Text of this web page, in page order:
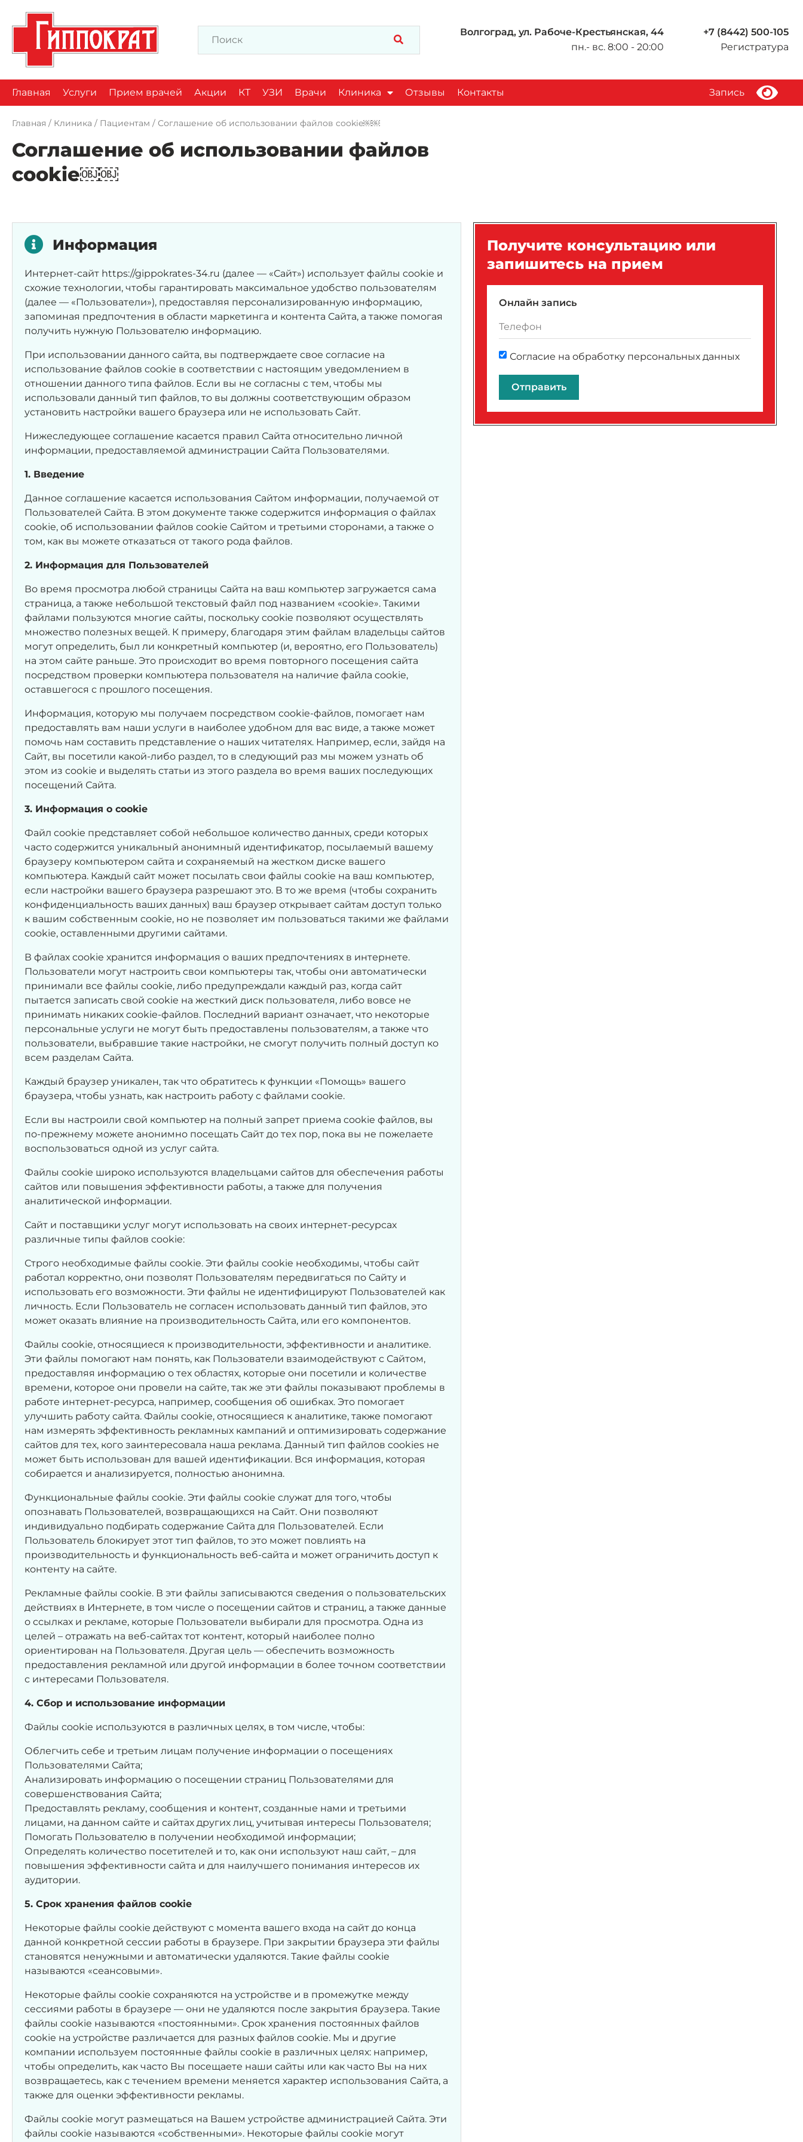
Волгоград, ул. Рабоче-Крестьянская, 44
пн.- вс. 8:00 - 20:00
+7 (8442) 500-105
Регистратура
Главная Услуги Прием врачей Акции КТ УЗИ Врачи Клиника Отзывы Контакты Запись
Главная / Клиника / Пациентам / Соглашение об использовании файлов cookie￼￼
Соглашение об использовании файлов
cookie￼￼
Информация
Интернет-сайт https://gippokrates-34.ru (далее — «Сайт») использует файлы cookie и
схожие технологии, чтобы гарантировать максимальное удобство пользователям
(далее — «Пользователи»), предоставляя персонализированную информацию,
запоминая предпочтения в области маркетинга и контента Сайта, а также помогая
получить нужную Пользователю информацию.
При использовании данного сайта, вы подтверждаете свое согласие на
использование файлов cookie в соответствии с настоящим уведомлением в
отношении данного типа файлов. Если вы не согласны с тем, чтобы мы
использовали данный тип файлов, то вы должны соответствующим образом
установить настройки вашего браузера или не использовать Сайт.
Нижеследующее соглашение касается правил Сайта относительно личной
информации, предоставляемой администрации Сайта Пользователями.
1. Введение
Данное соглашение касается использования Сайтом информации, получаемой от
Пользователей Сайта. В этом документе также содержится информация о файлах
cookie, об использовании файлов cookie Сайтом и третьими сторонами, а также о
том, как вы можете отказаться от такого рода файлов.
2. Информация для Пользователей
Во время просмотра любой страницы Сайта на ваш компьютер загружается сама
страница, а также небольшой текстовый файл под названием «cookie». Такими
файлами пользуются многие сайты, поскольку cookie позволяют осуществлять
множество полезных вещей. К примеру, благодаря этим файлам владельцы сайтов
могут определить, был ли конкретный компьютер (и, вероятно, его Пользователь)
на этом сайте раньше. Это происходит во время повторного посещения сайта
посредством проверки компьютера пользователя на наличие файла cookie,
оставшегося с прошлого посещения.
Информация, которую мы получаем посредством cookie-файлов, помогает нам
предоставлять вам наши услуги в наиболее удобном для вас виде, а также может
помочь нам составить представление о наших читателях. Например, если, зайдя на
Сайт, вы посетили какой-либо раздел, то в следующий раз мы можем узнать об
этом из cookie и выделять статьи из этого раздела во время ваших последующих
посещений Сайта.
3. Информация о cookie
Файл cookie представляет собой небольшое количество данных, среди которых
часто содержится уникальный анонимный идентификатор, посылаемый вашему
браузеру компьютером сайта и сохраняемый на жестком диске вашего
компьютера. Каждый сайт может посылать свои файлы cookie на ваш компьютер,
если настройки вашего браузера разрешают это. В то же время (чтобы сохранить
конфиденциальность ваших данных) ваш браузер открывает сайтам доступ только
к вашим собственным cookie, но не позволяет им пользоваться такими же файлами
cookie, оставленными другими сайтами.
В файлах cookie хранится информация о ваших предпочтениях в интернете.
Пользователи могут настроить свои компьютеры так, чтобы они автоматически
принимали все файлы cookie, либо предупреждали каждый раз, когда сайт
пытается записать свой cookie на жесткий диск пользователя, либо вовсе не
принимать никаких cookie-файлов. Последний вариант означает, что некоторые
персональные услуги не могут быть предоставлены пользователям, а также что
пользователи, выбравшие такие настройки, не смогут получить полный доступ ко
всем разделам Сайта.
Каждый браузер уникален, так что обратитесь к функции «Помощь» вашего
браузера, чтобы узнать, как настроить работу с файлами cookie.
Если вы настроили свой компьютер на полный запрет приема cookie файлов, вы
по-прежнему можете анонимно посещать Сайт до тех пор, пока вы не пожелаете
воспользоваться одной из услуг сайта.
Файлы cookie широко используются владельцами сайтов для обеспечения работы
сайтов или повышения эффективности работы, а также для получения
аналитической информации.
Сайт и поставщики услуг могут использовать на своих интернет-ресурсах
различные типы файлов cookie:
Строго необходимые файлы cookie. Эти файлы cookie необходимы, чтобы сайт
работал корректно, они позволят Пользователям передвигаться по Сайту и
использовать его возможности. Эти файлы не идентифицируют Пользователей как
личность. Если Пользователь не согласен использовать данный тип файлов, это
может оказать влияние на производительность Сайта, или его компонентов.
Файлы cookie, относящиеся к производительности, эффективности и аналитике.
Эти файлы помогают нам понять, как Пользователи взаимодействуют с Сайтом,
предоставляя информацию о тех областях, которые они посетили и количестве
времени, которое они провели на сайте, так же эти файлы показывают проблемы в
работе интернет-ресурса, например, сообщения об ошибках. Это помогает
улучшить работу сайта. Файлы cookie, относящиеся к аналитике, также помогают
нам измерять эффективность рекламных кампаний и оптимизировать содержание
сайтов для тех, кого заинтересовала наша реклама. Данный тип файлов cookies не
может быть использован для вашей идентификации. Вся информация, которая
собирается и анализируется, полностью анонимна.
Функциональные файлы cookie. Эти файлы cookie служат для того, чтобы
опознавать Пользователей, возвращающихся на Сайт. Они позволяют
индивидуально подбирать содержание Сайта для Пользователей. Если
Пользователь блокирует этот тип файлов, то это может повлиять на
производительность и функциональность веб-сайта и может ограничить доступ к
контенту на сайте.
Рекламные файлы cookie. В эти файлы записываются сведения о пользовательских
действиях в Интернете, в том числе о посещении сайтов и страниц, а также данные
о ссылках и рекламе, которые Пользователи выбирали для просмотра. Одна из
целей – отражать на веб-сайтах тот контент, который наиболее полно
ориентирован на Пользователя. Другая цель — обеспечить возможность
предоставления рекламной или другой информации в более точном соответствии
с интересами Пользователя.
4. Сбор и использование информации
Файлы cookie используются в различных целях, в том числе, чтобы:
Облегчить себе и третьим лицам получение информации о посещениях
Пользователями Сайта;
Анализировать информацию о посещении страниц Пользователями для
совершенствования Сайта;
Предоставлять рекламу, сообщения и контент, созданные нами и третьими
лицами, на данном сайте и сайтах других лиц, учитывая интересы Пользователя;
Помогать Пользователю в получении необходимой информации;
Определять количество посетителей и то, как они используют наш сайт, – для
повышения эффективности сайта и для наилучшего понимания интересов их
аудитории.
5. Срок хранения файлов cookie
Некоторые файлы cookie действуют с момента вашего входа на сайт до конца
данной конкретной сессии работы в браузере. При закрытии браузера эти файлы
становятся ненужными и автоматически удаляются. Такие файлы cookie
называются «сеансовыми».
Некоторые файлы cookie сохраняются на устройстве и в промежутке между
сессиями работы в браузере — они не удаляются после закрытия браузера. Такие
файлы cookie называются «постоянными». Срок хранения постоянных файлов
cookie на устройстве различается для разных файлов cookie. Мы и другие
компании используем постоянные файлы cookie в различных целях: например,
чтобы определить, как часто Вы посещаете наши сайты или как часто Вы на них
возвращаетесь, как с течением времени меняется характер использования Сайта, а
также для оценки эффективности рекламы.
Файлы cookie могут размещаться на Вашем устройстве администрацией Сайта. Эти
файлы cookie называются «собственными». Некоторые файлы cookie могут
Получите консультацию или
запишитесь на прием
Онлайн запись
Согласие на обработку персональных данных
Отправить